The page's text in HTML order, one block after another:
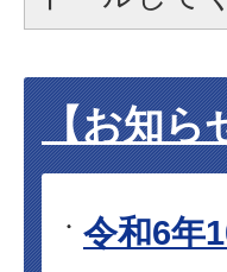
【お知ら
令和6年